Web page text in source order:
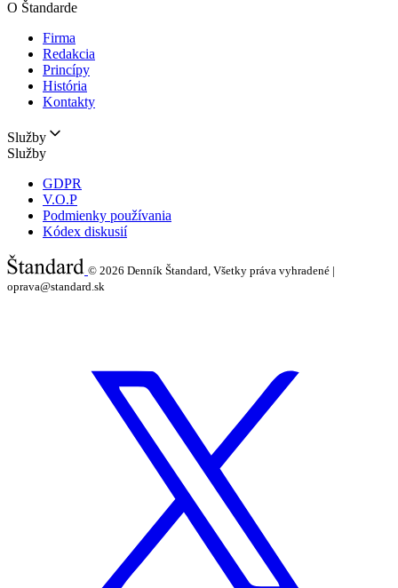
O Štandarde
Firma
Redakcia
Princípy
História
Kontakty
Služby
Služby
GDPR
V.O.P
Podmienky používania
Kódex diskusií
© 2026 Denník Štandard, Všetky práva vyhradené |
oprava@standard.sk